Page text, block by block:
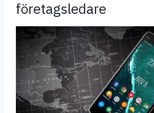
företagsledare